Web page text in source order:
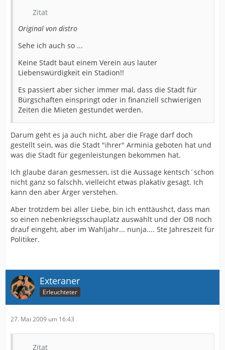
Zitat
Original von distro
Sehe ich auch so ...
Keine Stadt baut einem Verein aus lauter
Liebenswürdigkeit ein Stadion!!
Es passiert aber sicher immer mal, dass die Stadt für
Bürgschaften einspringt oder in finanziell schwierigen
Zeiten die Mieten gestundet werden.
Darum geht es ja auch nicht, aber die Frage darf doch
gestellt sein, was die Stadt "ihrer" Arminia geboten hat und
was die Stadt für gegenleistungen bekommen hat.
Ich glaube daran gesmessen, ist die Aussage kentsch´schon
nicht ganz so falschh, vielleicht etwas plakativ gesagt. Ich
kann den aber Ärger verstehen.
Aber trotzdem bei aller Liebe, bin ich enttäushct, dass man
so einen nebenkriegsschauplatz auswählt und der OB noch
drauf eingeht, aber im Wahljahr... nunja.... 5te Jahreszeit für
Politiker.
Exteraner
Erleuchteter
27. Mai 2009 um 16:43
Zitat